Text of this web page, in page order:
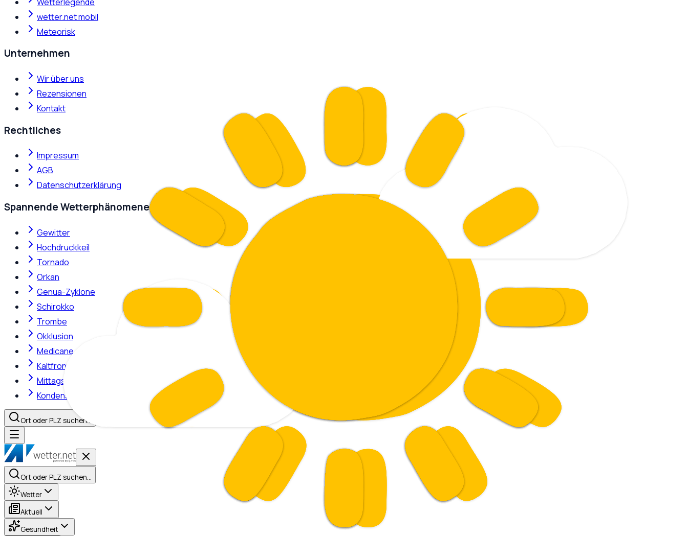
wetter.net mobil
Meteorisk
Unternehmen
Wir über uns
Rezensionen
Kontakt
Rechtliches
Impressum
AGB
Datenschutzerklärung
Spannende Wetterphänomene
Gewitter
Hochdruckkeil
Tornado
Orkan
Genua-Zyklone
Schirokko
Trombe
Okklusion
Medicane
Kaltfront
Mittagshitze
Kondensstreifen
Ort oder PLZ suchen…
Ort oder PLZ suchen…
Wetter
Aktuell
Gesundheit